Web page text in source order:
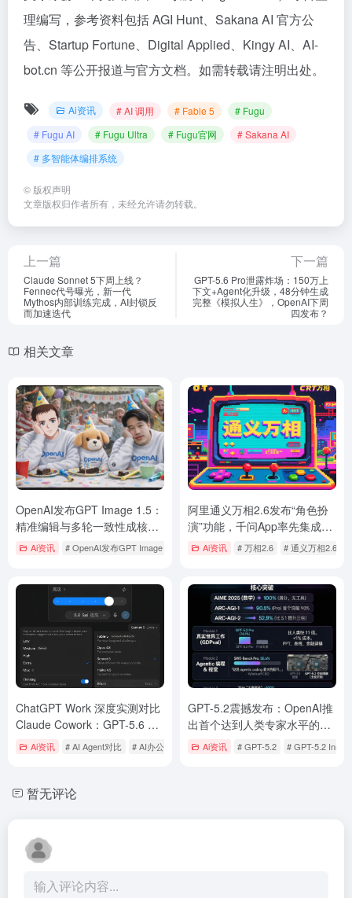
理编写，参考资料包括 AGI Hunt、Sakana AI 官方公
告、Startup Fortune、Digital Applied、Kingy AI、AI-
bot.cn 等公开报道与官方文档。如需转载请注明出处。
Ai资讯 # AI 调用 # Fable 5
# Fugu
# Fugu AI
# Fugu Ultra # Fugu官网
# Sakana AI
# 多智能体编排系统
© 版权声明
文章版权归作者所有，未经允许请勿转载。
上一篇
Claude Sonnet 5下周上线？
Fennec代号曝光，新一代
Mythos内部训练完成，AI封锁反
而加速迭代
下一篇
GPT-5.6 Pro泄露炸场：150万上
下文+Agent化升级，48分钟生成
完整《模拟人生》，OpenAI下周
四发布？
相关文章
OpenAI发布GPT Image 1.5：
精准编辑与多轮一致性成核心
突破，图像生成进入“可控创
Ai资讯 # OpenAI发布GPT Image 1.5
阿里通义万相2.6发布“角色扮
演”功能，千问App率先集成上
线“AI小剧场”
Ai资讯 # 万相2.6 # 通义万相2.6
ChatGPT Work 深度实测对比
Claude Cowork：GPT-5.6 驱
动下 OpenAI 真追上来了吗？
AI 办公 Agent 终极对决
Ai资讯 # AI Agent对比 # AI办公Agent # ChatGPT Work
GPT-5.2震撼发布：OpenAI推
出首个达到人类专家水平的AI
模型，全面领先竞争对手
Ai资讯 # GPT-5.2 # GPT-5.2
暂无评论